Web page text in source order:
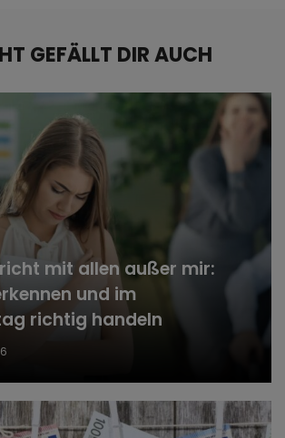
GEFÄLLT DIR AUCH
mit allen außer mir:
und im
richtig handeln